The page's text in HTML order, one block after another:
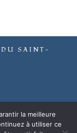
SAINT-
la meilleure
à utiliser ce